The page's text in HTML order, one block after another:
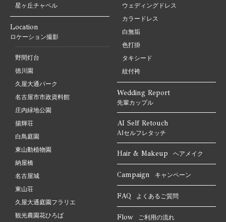
星ヶ丘チャペル
Location
ロケーション撮影
野間灯台
徳川園
久屋大通パーク
名古屋市市政資料館
庄内緑地公園
揚輝荘
白鳥庭園
東山動植物園
納屋橋
名古屋城
東山荘
久屋大通庭園フラリエ
観光農園花ひろば
ウェディングドレス
カラードレス
白無垢
色打掛
タキシード
紋付袴
Wedding Report
先輩カップル
AI Self Retouch
AIセルフレタッチ
Hair & Makeup ヘアメイク
Campaign キャンペーン
FAQ よくあるご質問
Flow ご利用の流れ